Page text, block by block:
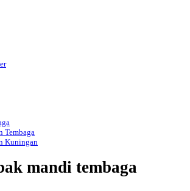
Tembaga
Kuningan
mandi tembaga